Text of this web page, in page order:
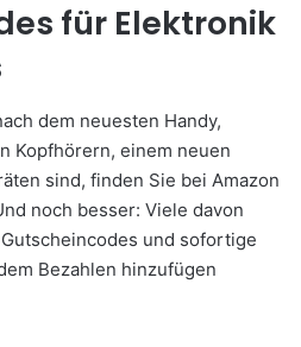
für Elektronik
dem neuesten Handy,
Kopfhörern, einem neuen
sind, finden Sie bei Amazon
noch besser: Viele davon
und sofortige
Bezahlen hinzufügen